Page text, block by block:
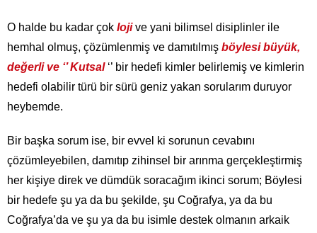
O halde bu kadar çok lojive yani bilimsel disiplinler ile
hemhal olmuş, çözümlenmiş ve damıtılmış böylesi büyük,
değerli ve ‘’ Kutsal‘’ bir hedefi kimler belirlemiş ve kimlerin
hedefi olabilir türü bir sürü geniz yakan sorularım duruyor
heybemde.
Bir başka sorum ise, bir evvel ki sorunun cevabını
çözümleyebilen, damıtıp zihinsel bir arınma gerçekleştirmiş
her kişiye direk ve dümdük soracağım ikinci sorum; Böylesi
bir hedefe şu ya da bu şekilde, şu Coğrafya, ya da bu
Coğrafya’da ve şu ya da bu isimle destek olmanın arkaik